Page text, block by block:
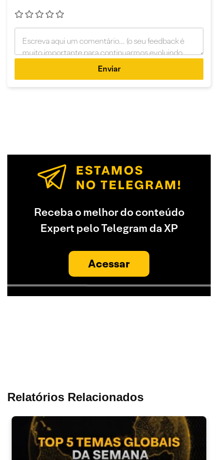
Enviar
Receba o melhor do conteúdo
Expert pelo Telegram da XP
Acessar
Relatórios Relacionados